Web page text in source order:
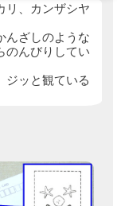
リ、カンザシヤ
んざしのような
のんびりしてい
ッと観ている